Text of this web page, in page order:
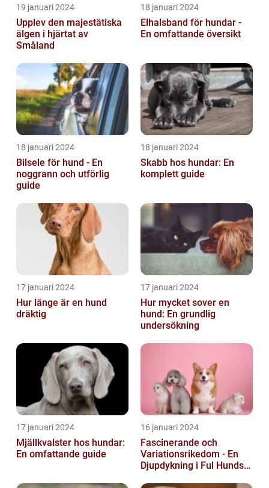
19 januari 2024
Upplev den majestätiska
älgen i hjärtat av
Småland
18 januari 2024
Elhalsband för hundar -
En omfattande översikt
18 januari 2024
Bilsele för hund - En
noggrann och utförlig
guide
18 januari 2024
Skabb hos hundar: En
komplett guide
17 januari 2024
Hur länge är en hund
dräktig
17 januari 2024
Hur mycket sover en
hund: En grundlig
undersökning
17 januari 2024
Mjällkvalster hos hundar:
En omfattande guide
16 januari 2024
Fascinerande och
Variationsrikedom - En
Djupdykning i Ful Hunds